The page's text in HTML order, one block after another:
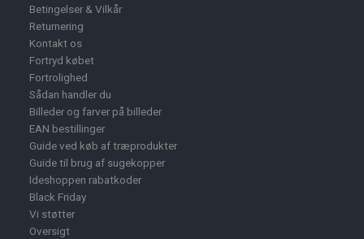
Betingelser & Vilkår
Returnering
Kontakt os
Fortryd købet
Fortrolighed
Sådan handler du
Billeder og farver på billeder
EAN bestillinger
Guide ved køb af træprodukter
Guide til brug af sugekopper
Ideshoppen rabatkoder
Black Friday
Vi støtter
Oversigt